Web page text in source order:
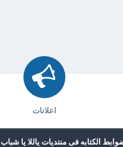
اعلانات
الكتابه فى منتديات ياللا يا شباب